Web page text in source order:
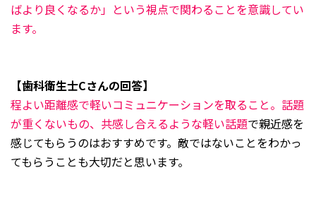
ばより良くなるか」という視点で関わることを意識してい
ます。
【歯科衛生士Cさんの回答】
程よい距離感で軽いコミュニケーションを取ること。話題
が重くないもの、共感し合えるような軽い話題で親近感を
感じてもらうのはおすすめです。敵ではないことをわかっ
てもらうことも大切だと思います。